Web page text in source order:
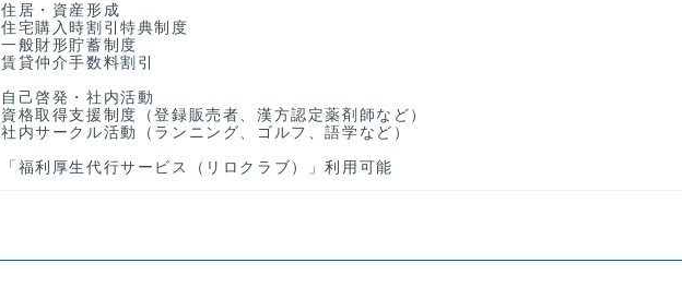
住居・資産形成
住宅購入時割引特典制度
一般財形貯蓄制度
賃貸仲介手数料割引
自己啓発・社内活動
資格取得支援制度（登録販売者、漢方認定薬剤師など）
社内サークル活動（ランニング、ゴルフ、語学など）
「福利厚生代行サービス（リロクラブ）」利用可能